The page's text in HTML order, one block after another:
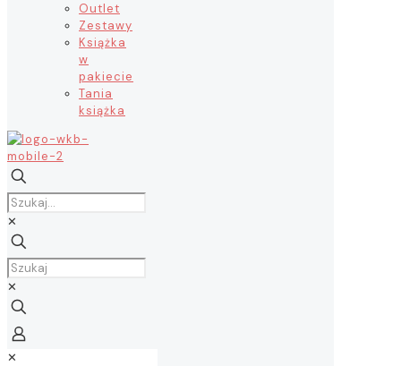
Outlet
Zestawy
Książka
w
pakiecie
Tania
książka
✕
✕
✕